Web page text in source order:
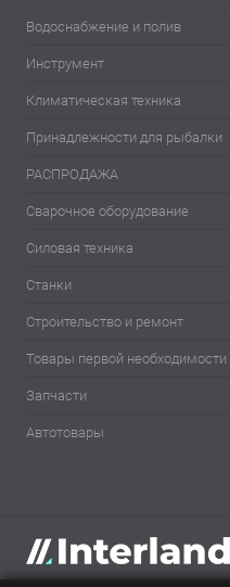
Водоснабжение и полив
Инструмент
Климатическая техника
Принадлежности для рыбалки
РАСПРОДАЖА
Сварочное оборудование
Силовая техника
Станки
Строительство и ремонт
Товары первой необходимости
Запчасти
Автотовары